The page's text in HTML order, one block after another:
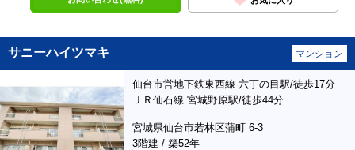
サニーハイツマキ マンション
仙台市営地下鉄東西線 六丁の目駅/徒歩17分
ＪＲ仙石線 宮城野原駅/徒歩44分
宮城県仙台市若林区蒲町 6-3
3階建 / 築52年